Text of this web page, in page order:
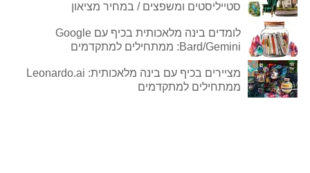
סטייליסטים ומשפצים / במחיר מציאון
לומדים בינה מלאכותית בכיף עם Google
Bard/Gemini: ממתחילים למתקדמים
מציירים בכיף עם בינה מלאכותית: Leonardo.ai
ממתחילים למתקדמים